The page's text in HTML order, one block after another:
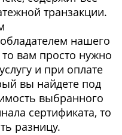
транзакции.
нашего
вам просто нужно
и при оплате
вы найдете под
выбранного
сертификата, то
разницу.